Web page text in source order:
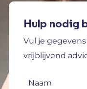
Hulp nodig
Vul je
vrijblijvend